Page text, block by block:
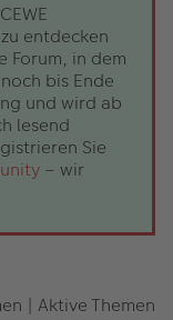
entdecken
Forum, in dem
bis Ende
und wird ab
lesend
Sie
– wir
| Aktive Themen